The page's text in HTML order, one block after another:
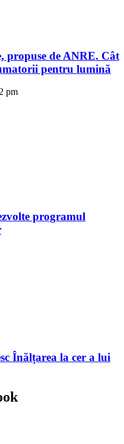
propuse de ANRE. Cât
pentru lumină
pm
programul
Înălțarea la cer a lui